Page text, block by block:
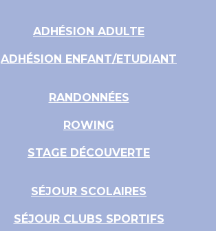
ADHÉSION ADULTE
ADHÉSION ENFANT/ETUDIANT
RANDONNÉES
ROWING
STAGE DÉCOUVERTE
SÉJOUR SCOLAIRES
SÉJOUR CLUBS SPORTIFS